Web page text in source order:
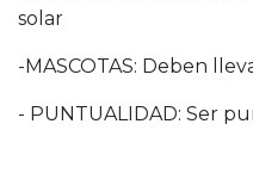
solar
-MASCOTAS: Deben
- PUNTUALIDAD: Ser